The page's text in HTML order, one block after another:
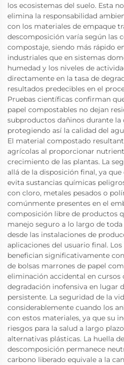
los ecosistemas del suelo. Esta
elimina la responsabilidad
con los materiales de empaque
descomposición varía según las
compostaje, siendo más rápido
industriales que en sistemas
humedad y los niveles de
directamente en la tasa de
resultados predecibles en el
Pruebas científicas confirman
papel compostables no dejan
subproductos dañinos durante la
protegiendo así la calidad del
El material compostado
agrícolas al proporcionar
crecimiento de las plantas. La
allá de la disposición final, ya
evita sustancias químicas
con cloro, metales pesados o
comúnmente presentes en el
composición libre de productos
manejo seguro a lo largo de
desde las instalaciones de
aplicaciones del usuario final.
benefician significativamente
de bolsas marrones de papel
eliminación accidental en cursos
degradación inofensiva en lugar
persistente. La seguridad de la
considerablemente cuando los
con estos materiales, ya que su
riesgos para la salud a largo
alternativas plásticas. La huella
descomposición permanece
carbono liberado equivale a la